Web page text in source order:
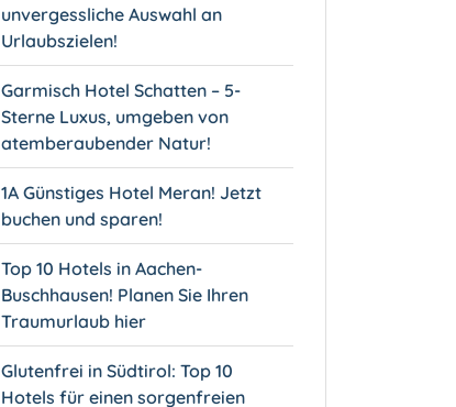
unvergessliche Auswahl an
Urlaubszielen!
Garmisch Hotel Schatten – 5-
Sterne Luxus, umgeben von
atemberaubender Natur!
1A Günstiges Hotel Meran! Jetzt
buchen und sparen!
Top 10 Hotels in Aachen-
Buschhausen! Planen Sie Ihren
Traumurlaub hier
Glutenfrei in Südtirol: Top 10
Hotels für einen sorgenfreien